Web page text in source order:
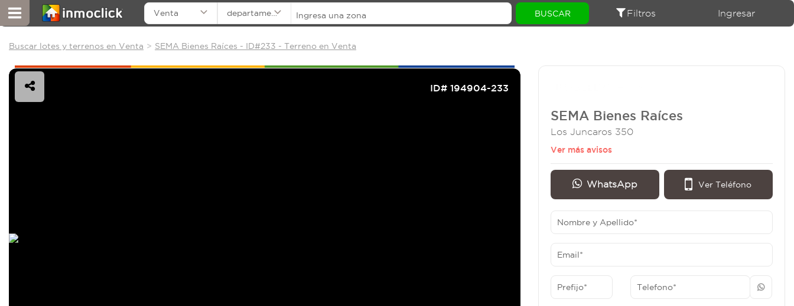
Venta departamentos Filtros Ingresar
Buscar lotes y terrenos en Venta SEMA Bienes Raíces - ID#233 - Terreno en Venta
ID# 194904-233
SEMA Bienes Raíces
Los Juncaros 350
Ver más avisos
WhatsApp Ver Teléfono